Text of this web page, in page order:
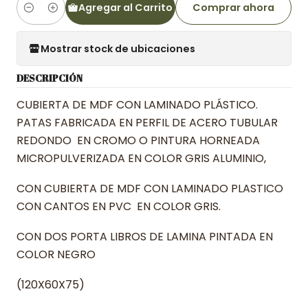
Cantidad
Agregar al Carrito Comprar ahora
Mostrar stock de ubicaciones
DESCRIPCIÓN
CUBIERTA DE MDF CON LAMINADO PLÁSTICO.
PATAS FABRICADA EN PERFIL DE ACERO TUBULAR
REDONDO EN CROMO O PINTURA HORNEADA
MICROPULVERIZADA EN COLOR GRIS ALUMINIO,
CON CUBIERTA DE MDF CON LAMINADO PLASTICO
CON CANTOS EN PVC EN COLOR GRIS.
CON DOS PORTA LIBROS DE LAMINA PINTADA EN
COLOR NEGRO
(120X60X75)